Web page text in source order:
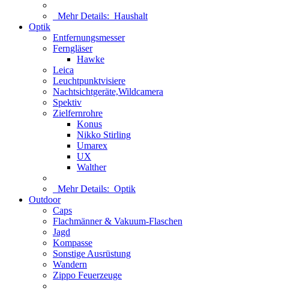
Mehr Details: Haushalt
Optik
Entfernungsmesser
Ferngläser
Hawke
Leica
Leuchtpunktvisiere
Nachtsichtgeräte,Wildcamera
Spektiv
Zielfernrohre
Konus
Nikko Stirling
Umarex
UX
Walther
Mehr Details: Optik
Outdoor
Caps
Flachmänner & Vakuum-Flaschen
Jagd
Kompasse
Sonstige Ausrüstung
Wandern
Zippo Feuerzeuge